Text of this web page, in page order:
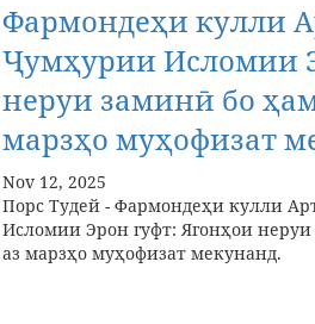
Фармондеҳи кулли
Ҷумҳурии Исломии
неруи заминӣ бо
марзҳо муҳофизат
Nov 12, 2025
Порс Тудей - Фармондеҳи кулли
Исломии Эрон гуфт: Ягонҳои
аз марзҳо муҳофизат мекунанд.